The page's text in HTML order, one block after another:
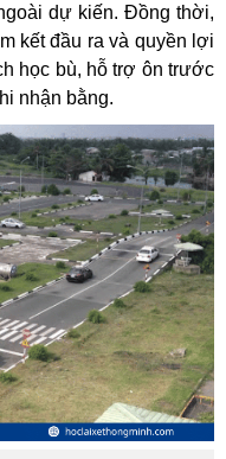
dự kiến. Đồng thời,
kết đầu ra và quyền lợi
học bù, hỗ trợ ôn trước
nhận bằng.